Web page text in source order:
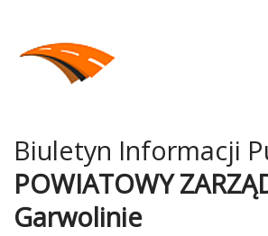
Biuletyn Informacji
POWIATOWY
Garwolinie